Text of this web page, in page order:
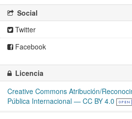
Social
Twitter
Facebook
Licencia
Creative Commons Atribución/
Pública Internacional — CC BY 4.0